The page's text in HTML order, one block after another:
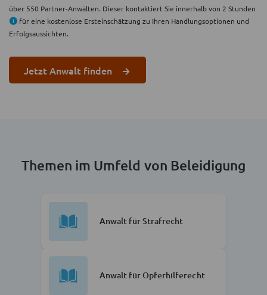
über 550 Partner-Anwälten. Dieser kontaktiert Sie innerhalb von 2 Stunden
für eine kostenlose Ersteinschätzung zu Ihren Handlungsoptionen und
Erfolgsaussichten.
Jetzt Anwalt finden
Themen im Umfeld von Beleidigung
Anwalt für Strafrecht
Anwalt für Opferhilferecht